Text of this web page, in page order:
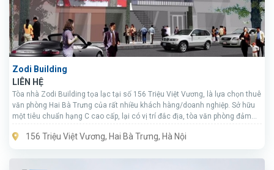
Zodi Building
LIÊN HỆ
Tòa nhà Zodi Building tọa lạc tại số 156 Triệu Việt Vương, là lựa chọn thuê
văn phòng Hai Bà Trưng của rất nhiều khách hàng/doanh nghiệp. Sở hữu
một tiêu chuẩn hạng C cao cấp, lại có vị trí đắc địa, tòa văn phòng đảm
hình ảnh công ty trong mắt đối tác, tạo sự tin tưởng với khách hàng.
156 Triệu Việt Vương, Hai Bà Trưng, Hà Nội